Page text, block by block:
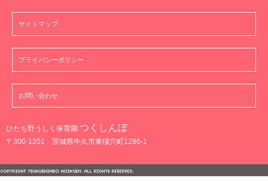
サイトマップ
プライバシーポリシー
お問い合わせ
ひたち野うしく保育園 つくしんぼ
〒300-1201 茨城県牛久市東猯穴町1286-1